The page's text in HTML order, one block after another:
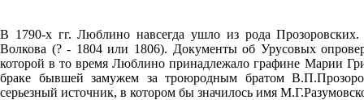
В 1790-х гг. Люблино навсегда ушло из рода
Волкова (? - 1804 или 1806). Документы об Урусовых
которой в то время Люблино принадлежало графине Марии
браке бывшей замужем за троюродным братом
серьезный источник, в котором бы значилось имя